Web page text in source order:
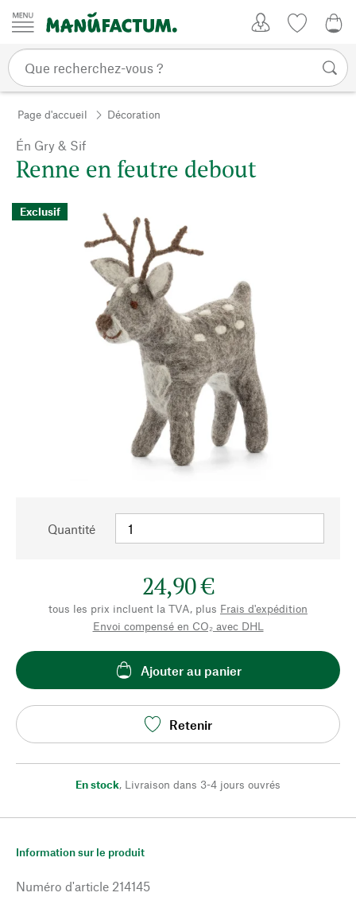
Passer au contenu
Page d'accueil Décoration
Én Gry & Sif
Renne en feutre debout
Exclusif
Quantité
24,90 €
tous les prix incluent la TVA, plus Frais d'expédition
Envoi compensé en CO₂ avec DHL
Ajouter au panier
Retenir
En stock, Livraison dans 3-4 jours ouvrés
Information sur le produit
Numéro d'article 214145